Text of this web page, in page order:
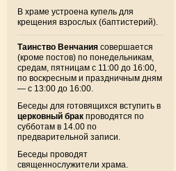
В храме устроена купель для
крещения взрослых (баптистерий).
Таинство Венчания совершается
(кроме постов) по понедельникам,
средам, пятницам с 11:00 до 16:00,
по воскресным и праздничным дням
— с 13:00 до 16:00.
Беседы для готовящихся вступить в
церковный брак проводятся по
субботам в 14.00 по
предварительной записи.
Беседы проводят
священнослужители храма.